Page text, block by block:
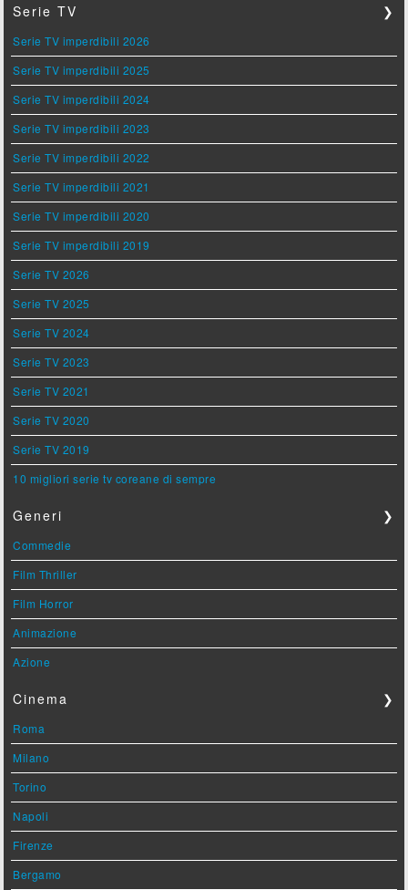
Serie TV ❯
Serie TV imperdibili 2026
Serie TV imperdibili 2025
Serie TV imperdibili 2024
Serie TV imperdibili 2023
Serie TV imperdibili 2022
Serie TV imperdibili 2021
Serie TV imperdibili 2020
Serie TV imperdibili 2019
Serie TV 2026
Serie TV 2025
Serie TV 2024
Serie TV 2023
Serie TV 2021
Serie TV 2020
Serie TV 2019
10 migliori serie tv coreane di sempre
Generi ❯
Commedie
Film Thriller
Film Horror
Animazione
Azione
Cinema ❯
Roma
Milano
Torino
Napoli
Firenze
Bergamo